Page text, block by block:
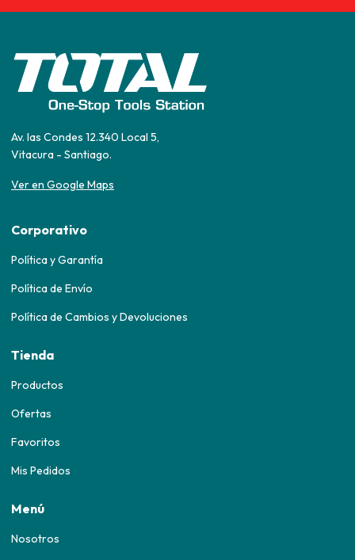
Av. las Condes 12.340 Local 5,
Vitacura - Santiago.
Ver en Google Maps
Corporativo
Política y Garantía
Política de Envío
Política de Cambios y Devoluciones
Tienda
Productos
Ofertas
Favoritos
Mis Pedidos
Menú
Nosotros